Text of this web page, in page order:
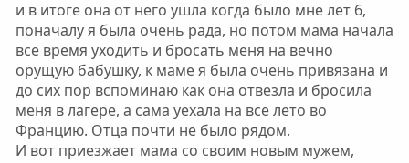
и в итоге она от него ушла когда было мне лет 6,
поначалу я была очень рада, но потом мама начала
все время уходить и бросать меня на вечно
орущую бабушку, к маме я была очень привязана и
до сих пор вспоминаю как она отвезла и бросила
меня в лагере, а сама уехала на все лето во
Францию. Отца почти не было рядом.
И вот приезжает мама со своим новым мужем,